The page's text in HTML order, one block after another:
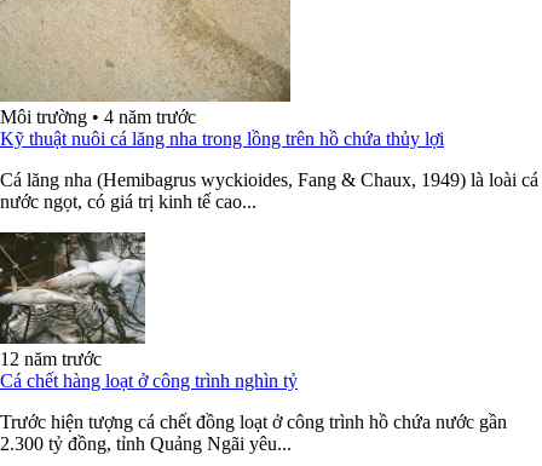
Môi trường • 4 năm trước
Kỹ thuật nuôi cá lăng nha trong lồng trên hồ chứa thủy lợi
Cá lăng nha (Hemibagrus wyckioides, Fang & Chaux, 1949) là loài cá
nước ngọt, có giá trị kinh tế cao...
12 năm trước
Cá chết hàng loạt ở công trình nghìn tỷ
Trước hiện tượng cá chết đồng loạt ở công trình hồ chứa nước gần
2.300 tỷ đồng, tỉnh Quảng Ngãi yêu...